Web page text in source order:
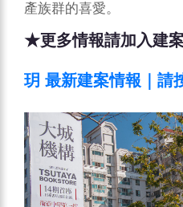
產族群的喜愛。
★更多情報請加入建
玥 最新建案情報｜請